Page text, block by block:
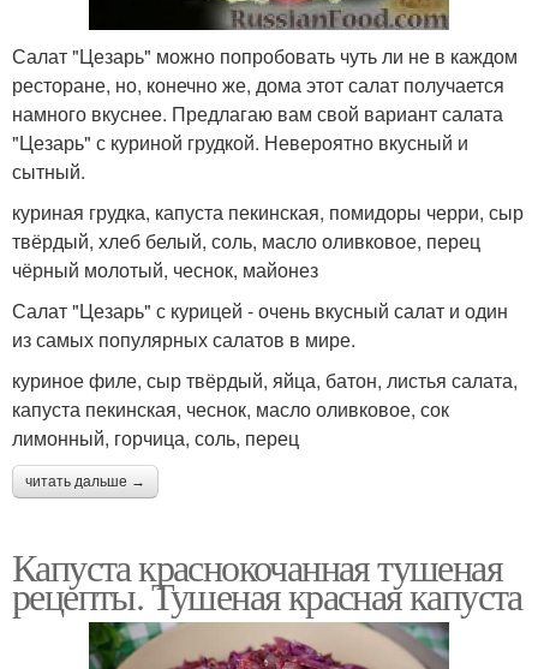
Салат "Цезарь" можно попробовать чуть ли не в каждом
ресторане, но, конечно же, дома этот салат получается
намного вкуснее. Предлагаю вам свой вариант салата
"Цезарь" с куриной грудкой. Невероятно вкусный и
сытный.
куриная грудка, капуста пекинская, помидоры черри, сыр
твёрдый, хлеб белый, соль, масло оливковое, перец
чёрный молотый, чеснок, майонез
Салат "Цезарь" с курицей - очень вкусный салат и один
из самых популярных салатов в мире.
куриное филе, сыр твёрдый, яйца, батон, листья салата,
капуста пекинская, чеснок, масло оливковое, сок
лимонный, горчица, соль, перец
читать дальше →
Капуста краснокочанная тушеная
рецепты. Тушеная красная капуста